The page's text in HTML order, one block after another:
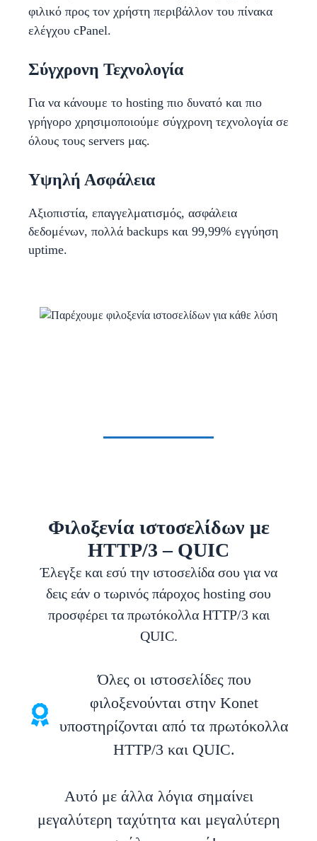
φιλικό προς τον χρήστη περιβάλλον του πίνακα
ελέγχου cPanel.
Σύγχρονη Τεχνολογία
Για να κάνουμε το hosting πιο δυνατό και πιο
γρήγορο χρησιμοποιούμε σύγχρονη τεχνολογία σε
όλους τους servers μας.
Υψηλή Ασφάλεια
Αξιοπιστία, επαγγελματισμός, ασφάλεια
δεδομένων, πολλά backups και 99,99% εγγύηση
uptime.
Φιλοξενία ιστοσελίδων με
HTTP/3 – QUIC
Έλεγξε και εσύ την ιστοσελίδα σου για να
δεις εάν ο τωρινός πάροχος hosting σου
προσφέρει τα πρωτόκολλα HTTP/3 και
QUIC.
Όλες οι ιστοσελίδες που
φιλοξενούνται στην Konet
υποστηρίζονται από τα πρωτόκολλα
HTTP/3 και QUIC.
Αυτό με άλλα λόγια σημαίνει
μεγαλύτερη ταχύτητα και μεγαλύτερη